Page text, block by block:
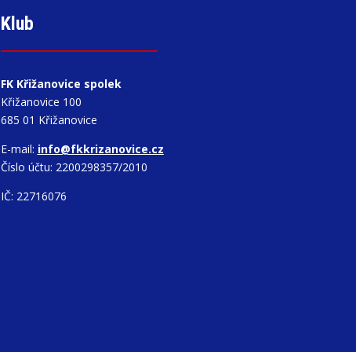
Klub
FK Křižanovice spolek
Křižanovice 100
685 01 Křižanovice
E-mail: info@fkkrizanovice.cz
Číslo účtu: 2200298357/2010
IČ: 22716076